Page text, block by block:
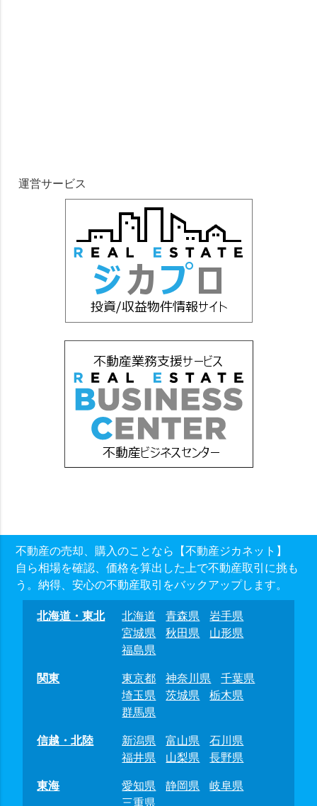
運営サービス
不動産の売却、購入のことなら【不動産ジカネット】
自ら相場を確認、価格を算出した上で不動産取引に挑も
う。納得、安心の不動産取引をバックアップします。
北海道・東北 北海道 青森県
岩手県
宮城県
秋田県
山形県
福島県
関東
東京都 神奈川県
千葉県
埼玉県
茨城県
栃木県
群馬県
信越・北陸
新潟県 富山県
石川県
福井県
山梨県
長野県
東海
愛知県 静岡県
岐阜県
三重県